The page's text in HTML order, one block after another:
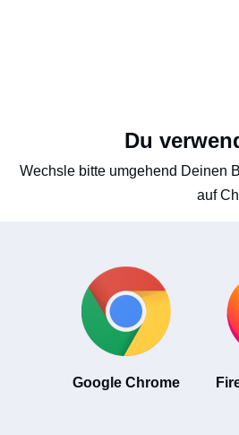
Du
Wechsle bitte umgehend Deinen
auf
Google Chrome